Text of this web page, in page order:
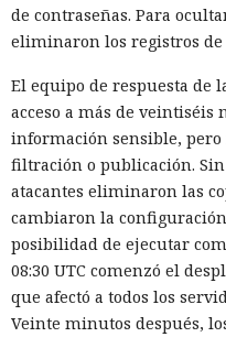
de contraseñas. Para
eliminaron los registros de
El equipo de respuesta de
acceso a más de
información sensible, pero
filtración o publicación. Sin
atacantes eliminaron las
cambiaron la
posibilidad de ejecutar
08:30 UTC comenzó el
que afectó a todos los
Veinte minutos después,